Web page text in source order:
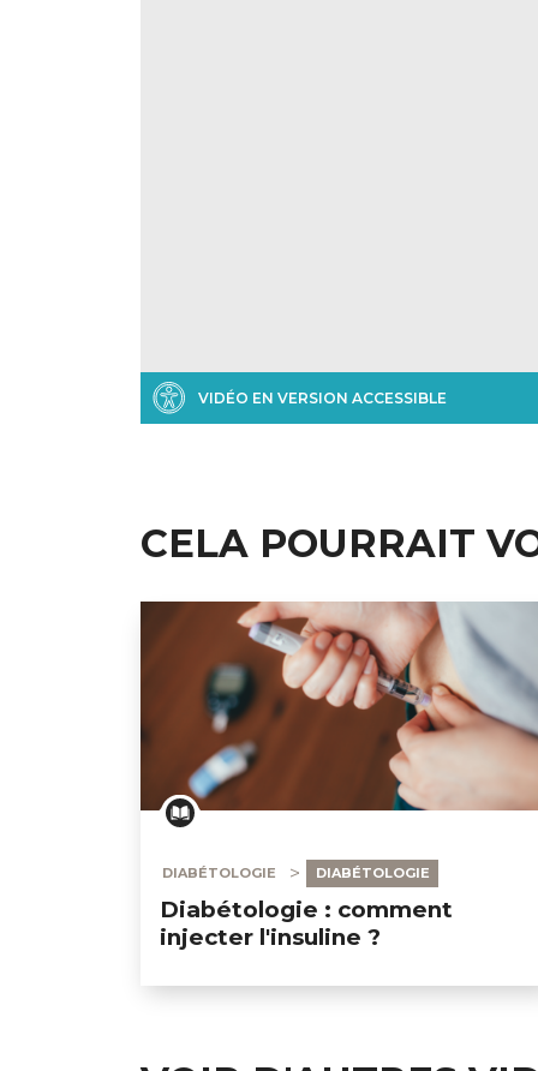
VIDÉO EN VERSION ACCESSIBLE
CELA POURRAIT
DIABÉTOLOGIE DIABÉTOLOGIE
Diabétologie : comment
injecter l'insuline ?